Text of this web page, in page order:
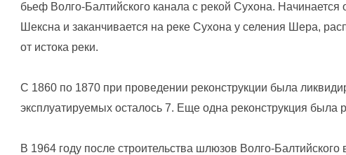
бьеф Волго-Балтийского канала с рекой Сухона. Начинается
Шексна и заканчивается на реке Сухона у селения Шера,
от истока реки.
С 1860 по 1870 при проведении реконструкции была
эксплуатируемых осталось 7. Еще одна реконструкция была
В 1964 году после строительства шлюзов Волго-